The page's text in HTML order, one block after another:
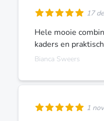
17
Hele mooie
kaders en
Bianca Sweers
1 nov